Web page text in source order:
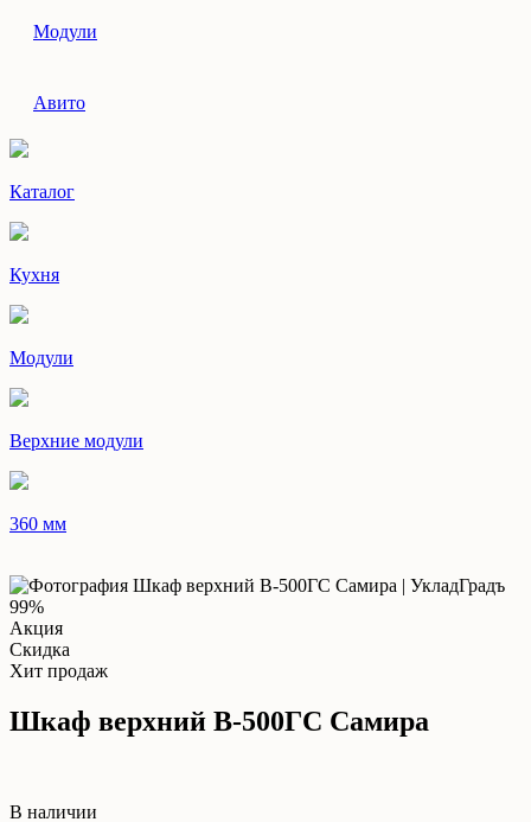
Модули
Авито
Каталог
Кухня
Модули
Верхние модули
360 мм
99%
Акция
Скидка
Хит продаж
Шкаф верхний В-500ГС Самира
В наличии